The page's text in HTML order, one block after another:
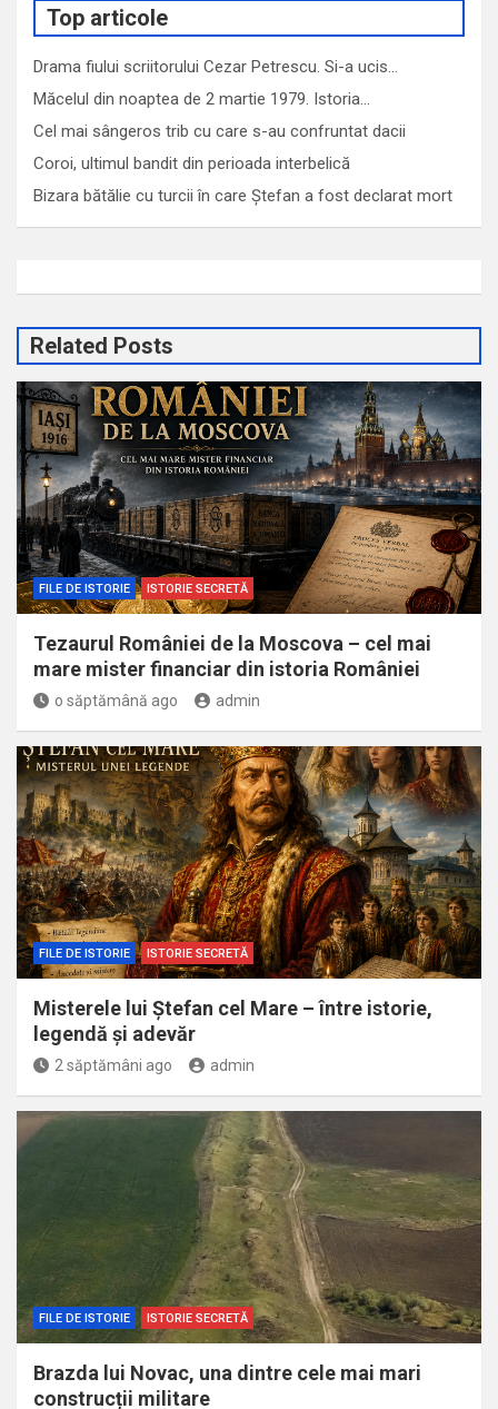
Top articole
Drama fiului scriitorului Cezar Petrescu. Si-a ucis…
Măcelul din noaptea de 2 martie 1979. Istoria…
Cel mai sângeros trib cu care s-au confruntat dacii
Coroi, ultimul bandit din perioada interbelică
Bizara bătălie cu turcii în care Ștefan a fost declarat mort
Related Posts
FILE DE ISTORIE ISTORIE SECRETĂ
Tezaurul României de la Moscova – cel mai
mare mister financiar din istoria României
o săptămână ago admin
FILE DE ISTORIE ISTORIE SECRETĂ
Misterele lui Ștefan cel Mare – între istorie,
legendă și adevăr
2 săptămâni ago admin
FILE DE ISTORIE ISTORIE SECRETĂ
Brazda lui Novac, una dintre cele mai mari
construcții militare